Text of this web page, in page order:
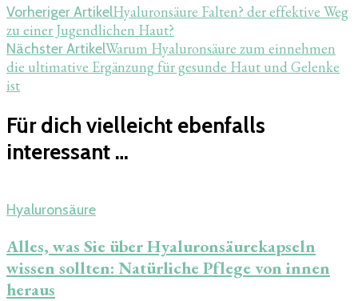
Beitragsnavigation
Vorheriger ArtikelHyaluronsäure Falten? der effektive Weg
zu einer Jugendlichen Haut?
Nächster ArtikelWarum Hyaluronsäure zum einnehmen
die ultimative Ergänzung für gesunde Haut und Gelenke
ist
Für dich vielleicht ebenfalls
interessant …
Hyaluronsäure
Alles, was Sie über Hyaluronsäurekapseln
wissen sollten: Natürliche Pflege von innen
heraus